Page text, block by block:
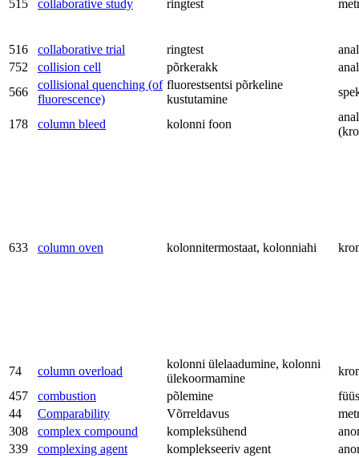
515 collaborative study ringtest
516 collaborative trial ringtest
752
collision cell põrkerakk
566
collisional quenching (of
fluorescence)
fluorestsentsi põrkeline
kustutamine
178 column bleed kolonni foon
633 column oven kolonnitermostaat, kolonniahi
74 column overload
kolonni ülelaadumine, kolonni
ülekoormamine
457
combustion põlemine
44
Comparability Võrreldavus
308
complex compound kompleksühend
339
complexing agent komplekseeriv agent